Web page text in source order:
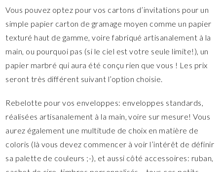
Vous pouvez optez pour vos cartons d’invitations pour un
simple papier carton de gramage moyen comme un papier
texturé haut de gamme, voire fabriqué artisanalement à la
main, ou pourquoi pas (si le ciel est votre seule limite!), un
papier marbré qui aura été conçu rien que vous ! Les prix
seront très différent suivant l’option choisie.
Rebelotte pour vos enveloppes: enveloppes standards,
réalisées artisanalement à la main, voire sur mesure! Vous
aurez également une multitude de choix en matière de
coloris (là vous devez commencer à voir l’intérêt de définir
sa palette de couleurs ;-), et aussi côté accessoires: ruban,